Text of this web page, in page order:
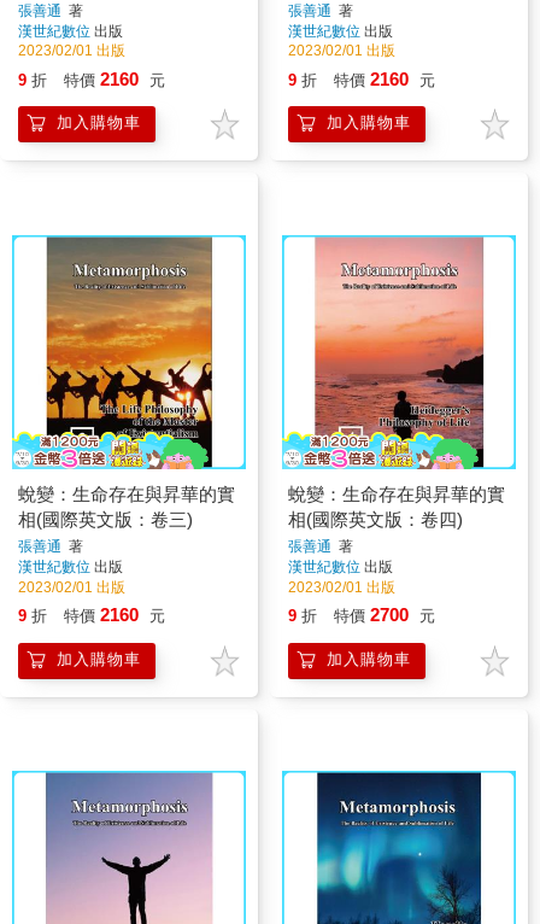
張善通 著
漢世紀數位 出版
2023/02/01 出版
9 折 特價 2160 元
加入購物車
張善通 著
漢世紀數位 出版
2023/02/01 出版
9 折 特價 2160 元
加入購物車
蛻變：生命存在與昇華的實
相(國際英文版：卷三)
張善通 著
漢世紀數位 出版
2023/02/01 出版
9 折 特價 2160 元
加入購物車
蛻變：生命存在與昇華的實
相(國際英文版：卷四)
張善通 著
漢世紀數位 出版
2023/02/01 出版
9 折 特價 2700 元
加入購物車